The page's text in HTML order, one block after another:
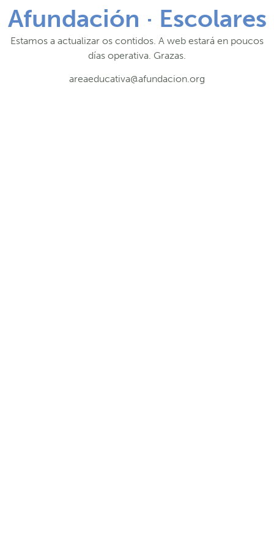
Afundación · Escolares
Estamos a actualizar os contidos. A web estará en poucos
días operativa. Grazas.
areaeducativa@afundacion.org